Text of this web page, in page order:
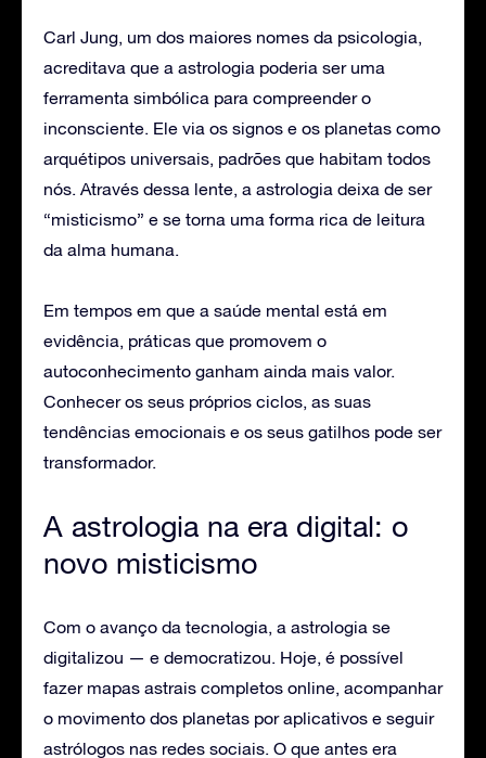
Carl Jung, um dos maiores nomes da psicologia,
acreditava que a astrologia poderia ser uma
ferramenta simbólica para compreender o
inconsciente. Ele via os signos e os planetas como
arquétipos universais, padrões que habitam todos
nós. Através dessa lente, a astrologia deixa de ser
“misticismo” e se torna uma forma rica de leitura
da alma humana.
Em tempos em que a saúde mental está em
evidência, práticas que promovem o
autoconhecimento ganham ainda mais valor.
Conhecer os seus próprios ciclos, as suas
tendências emocionais e os seus gatilhos pode ser
transformador.
A astrologia na era digital: o
novo misticismo
Com o avanço da tecnologia, a astrologia se
digitalizou — e democratizou. Hoje, é possível
fazer mapas astrais completos online, acompanhar
o movimento dos planetas por aplicativos e seguir
astrólogos nas redes sociais. O que antes era